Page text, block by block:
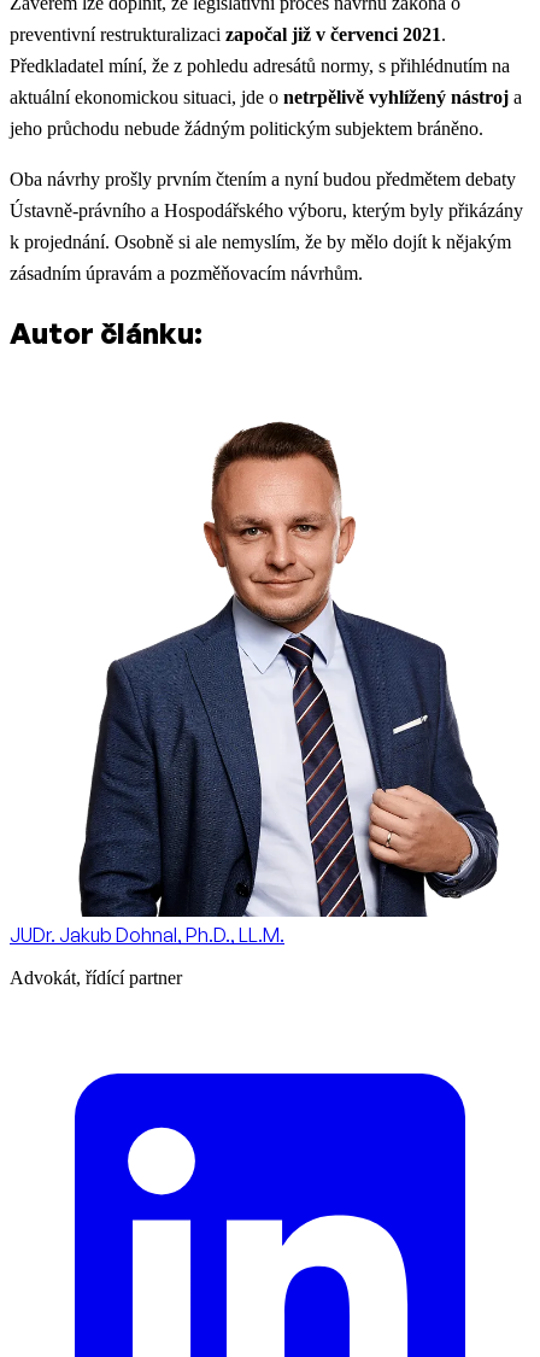
preventivní restrukturalizaci započal již v červenci 2021.
Předkladatel míní, že z pohledu adresátů normy, s přihlédnutím na
aktuální ekonomickou situaci, jde o netrpělivě vyhlížený nástroj a
jeho průchodu nebude žádným politickým subjektem bráněno.
Oba návrhy prošly prvním čtením a nyní budou předmětem debaty
Ústavně-právního a Hospodářského výboru, kterým byly přikázány
k projednání. Osobně si ale nemyslím, že by mělo dojít k nějakým
zásadním úpravám a pozměňovacím návrhům.
Autor článku:
JUDr. Jakub Dohnal, Ph.D., LL.M.
Advokát, řídící partner